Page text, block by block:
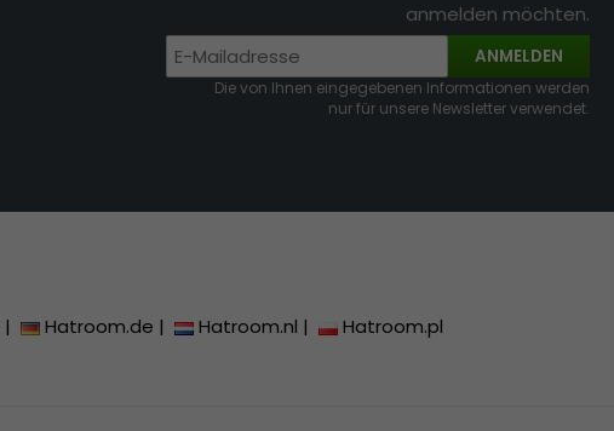
anmelden möchten.
ANMELDEN
Die von Ihnen eingegebenen Informationen werden
nur für unsere Newsletter verwendet.
| Hatroom.de | Hatroom.nl | Hatroom.pl